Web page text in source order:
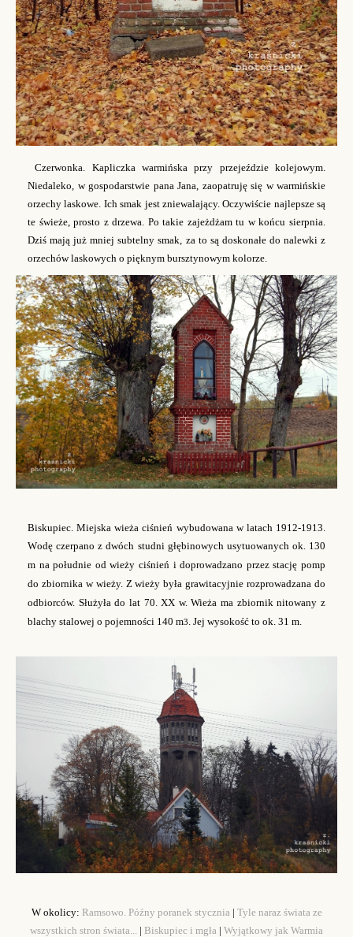
Czerwonka. Kapliczka warmińska przy przejeździe kolejowym.
Niedaleko, w gospodarstwie pana Jana, zaopatruję się w warmińskie
orzechy laskowe. Ich smak jest zniewalający. Oczywiście najlepsze są
te świeże, prosto z drzewa. Po takie zajeżdżam tu w końcu sierpnia.
Dziś mają już mniej subtelny smak, za to są doskonałe do nalewki z
orzechów laskowych o pięknym bursztynowym kolorze.
Biskupiec. Miejska wieża ciśnień wybudowana w latach 1912-1913.
Wodę czerpano z dwóch studni głębinowych usytuowanych ok. 130
m na południe od wieży ciśnień i doprowadzano przez stację pomp
do zbiornika w wieży. Z wieży była grawitacyjnie rozprowadzana do
odbiorców. Służyła do lat 70. XX w. Wieża ma zbiornik nitowany z
blachy stalowej o pojemności 140 m3. Jej wysokość to ok. 31 m.
W okolicy: Ramsowo. Późny poranek stycznia | Tyle naraz świata ze
wszystkich stron świata...
| Biskupiec i mgła | Wyjątkowy jak Warmia